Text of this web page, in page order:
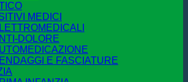
MEDICI
DOLORE
E FASCIATURE